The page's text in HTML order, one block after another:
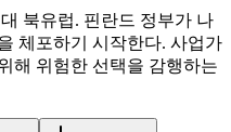
북유럽. 핀란드 정부가 나
체포하기 시작한다. 사업가
해 위험한 선택을 감행하는